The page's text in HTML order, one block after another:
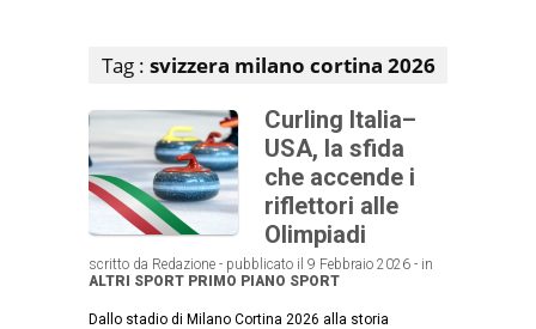
Tag : svizzera milano cortina 2026
Curling Italia–
USA, la sfida
che accende i
riflettori alle
Olimpiadi
scritto da Redazione - pubblicato il 9 Febbraio 2026 - in
ALTRI SPORT PRIMO PIANO SPORT
Dallo stadio di Milano Cortina 2026 alla storia